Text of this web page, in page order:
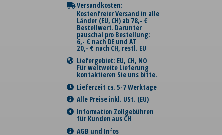
Versandkosten:
Kostenfreier Versand in alle
Länder (EU, CH) ab 78,- €
Bestellwert. Darunter
pauschal pro Bestellung:
6,- € nach DE und AT
20,- € nach CH, restl. EU
Liefergebiet: EU, CH, NO
Für weltweite Lieferung
kontaktieren Sie uns bitte.
Lieferzeit ca. 5-7 Werktage
Alle Preise inkl. USt. (EU)
Information Zollgebühren
für Kunden aus CH
AGB und Infos